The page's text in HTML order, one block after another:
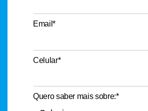
Email*
Celular*
Quero saber mais sobre:*